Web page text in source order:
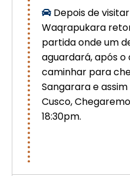
Depois de
Waqrapukara
partida onde um
aguardará, após
caminhar para
Sangarara e
Cusco,
18:30pm.